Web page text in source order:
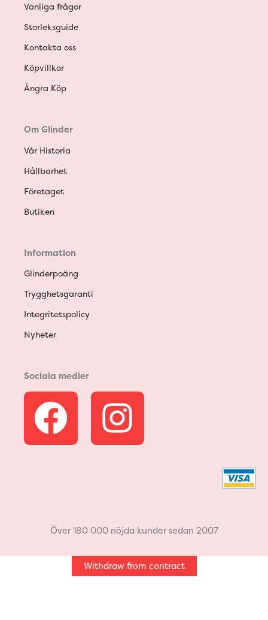
Vanliga frågor
Storleksguide
Kontakta oss
Köpvillkor
Ångra Köp
Om Glinder
Vår Historia
Hållbarhet
Företaget
Butiken
Information
Glinderpoäng
Trygghetsgaranti
Integritetspolicy
Nyheter
Sociala medier
F
a
b
o
I
n
a
g
Över 180 000 nöjda kunder sedan 2007
Withdraw from contract